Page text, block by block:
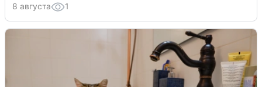
8 августа 1